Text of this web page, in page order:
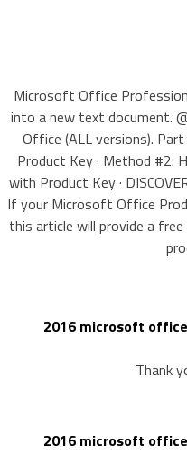
Microsoft Office
into a new text document.
Office (ALL versions).
Product Key · Method
with Product Key ·
If your Microsoft Office
this article will provide a
2016 microsoft
Thank
2016 microsoft